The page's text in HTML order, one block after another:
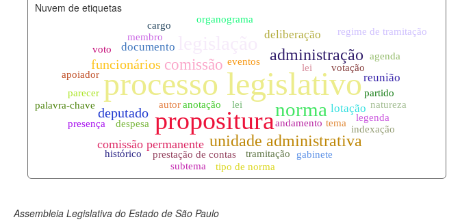
comissoes_permanentes_votacoes.xml
07-08-2026
documento_andamento.xml
07-08-2026
palavras_chave.xml
07-08-2026
legislacao_normas.xml
07-08-2026
legislacao_norma_anotacoes.xml
07-08-2026
Nuvem de etiquetas
Assembleia Legislativa do Estado de São Paulo